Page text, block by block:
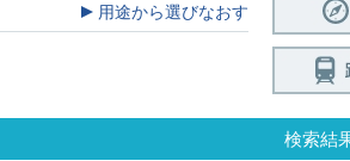
用途から選びなおす
検索結